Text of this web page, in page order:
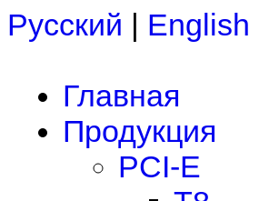
Русский | English
Главная
Продукция
PCI-E